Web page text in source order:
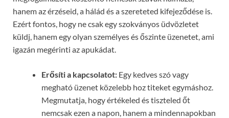
hanem az érzéseid, a hálád és a szereteted kifejeződése is.
Ezért fontos, hogy ne csak egy szokványos üdvözletet
küldj, hanem egy olyan személyes és őszinte üzenetet, ami
igazán megérinti az apukádat.
Erősíti a kapcsolatot: Egy kedves szó vagy
megható üzenet közelebb hoz titeket egymáshoz.
Megmutatja, hogy értékeled és tiszteled őt
nemcsak ezen a napon, hanem a mindennapokban